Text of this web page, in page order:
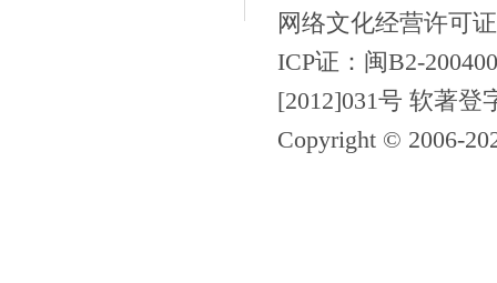
网络文化经营许可
ICP证：闽B2-
[2012]031号 软著登
Copyright © 2006-